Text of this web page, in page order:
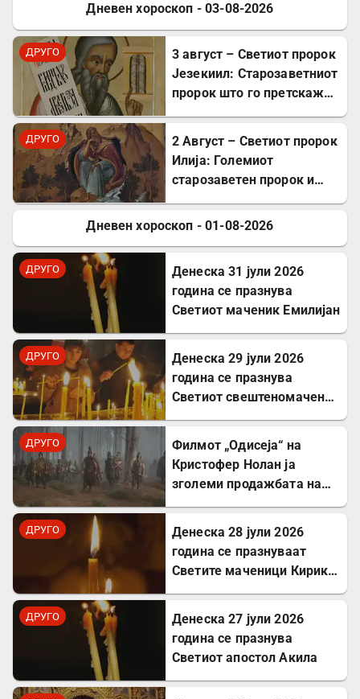
ДРУГО
Дневен хороскоп - 03-08-2026
ДРУГО
3 август – Светиот пророк
Језекиил: Старозаветниот
пророк што го претскажа
ДРУГО
2 Август – Светиот пророк
Илија: Големиот
старозаветен пророк и
ДРУГО
Дневен хороскоп - 01-08-2026
ДРУГО
Денеска 31 јули 2026
година се празнува
Светиот маченик Емилијан
ДРУГО
Денеска 29 јули 2026
година се празнува
Светиот свештеномаченик
ДРУГО
Филмот „Одисеја“ на
Кристофер Нолан ја
зголеми продажбата на
ДРУГО
Денеска 28 јули 2026
година се празнуваат
Светите маченици Кирик и
ДРУГО
Денеска 27 јули 2026
година се празнува
Светиот апостол Акила